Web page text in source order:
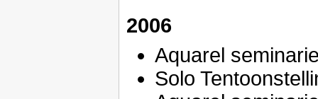
2006
Aquarel
Solo